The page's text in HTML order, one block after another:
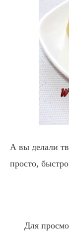
А вы делали
просто,
Для